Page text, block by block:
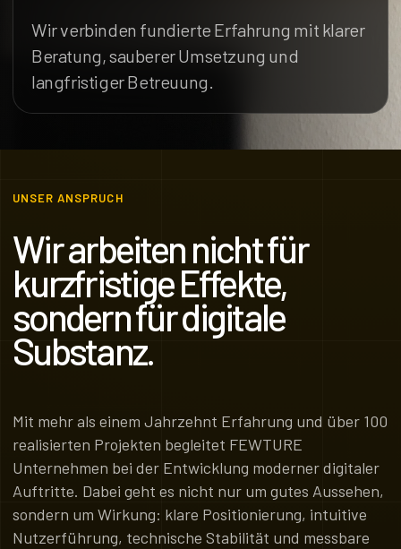
Wir verbinden fundierte Erfahrung mit klarer
Beratung, sauberer Umsetzung und
langfristiger Betreuung.
UNSER ANSPRUCH
Wir arbeiten nicht für
kurzfristige Effekte,
sondern für digitale
Substanz.
Mit mehr als einem Jahrzehnt Erfahrung und über 100
realisierten Projekten begleitet FEWTURE
Unternehmen bei der Entwicklung moderner digitaler
Auftritte. Dabei geht es nicht nur um gutes Aussehen,
sondern um Wirkung: klare Positionierung, intuitive
Nutzerführung, technische Stabilität und messbare